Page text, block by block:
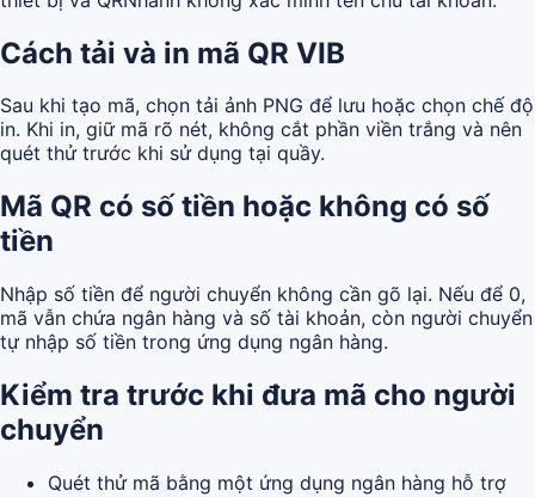
Cách tải và in mã QR VIB
Sau khi tạo mã, chọn tải ảnh PNG để lưu hoặc chọn chế độ
in. Khi in, giữ mã rõ nét, không cắt phần viền trắng và nên
quét thử trước khi sử dụng tại quầy.
Mã QR có số tiền hoặc không có số
tiền
Nhập số tiền để người chuyển không cần gõ lại. Nếu để 0,
mã vẫn chứa ngân hàng và số tài khoản, còn người chuyển
tự nhập số tiền trong ứng dụng ngân hàng.
Kiểm tra trước khi đưa mã cho người
chuyển
Quét thử mã bằng một ứng dụng ngân hàng hỗ trợ